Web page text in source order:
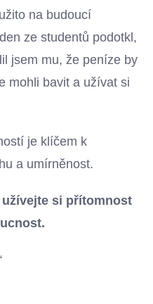
na budoucí
ze studentů podotkl,
jsem mu, že peníze by
mohli bavit a užívat si
je klíčem k
a umírněnost.
si přítomnost